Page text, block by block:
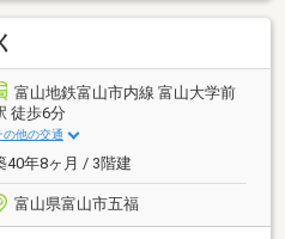
富山地鉄富山市内線 富山大学前
徒歩6分
の他の交通
40年8ヶ月 / 3階建
富山県富山市五福